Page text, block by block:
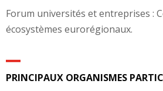
Forum universités et entreprises :
écosystèmes eurorégionaux.
PRINCIPAUX ORGANISMES